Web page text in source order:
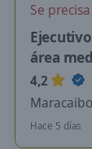
Se
área
4,2
Hace 5 días